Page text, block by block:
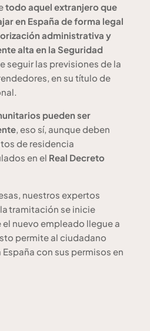
todo aquel extranjero que
en España de forma legal
administrativa y
alta en la Seguridad
seguir las previsiones de la
en su título de
pueden ser
, eso sí, aunque deben
de residencia
en el Real Decreto
nuestros expertos
tramitación se inicie
nuevo empleado llegue a
permite al ciudadano
con sus permisos en